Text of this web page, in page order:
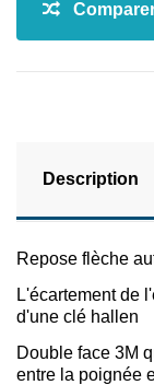
Description
Repose flèche
L'écartement de
d'une clé hallen
Double face 3M
entre la poignée